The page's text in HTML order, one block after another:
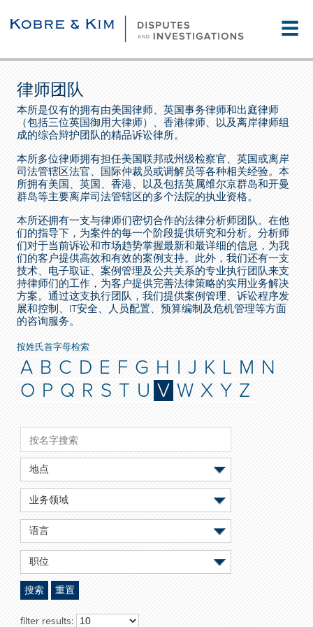
☰
律师团队
本所是仅有的拥有由美国律师、英国事务律师和出庭律师
（包括三位英国御用大律师）、香港律师、以及离岸律师组
成的综合辩护团队的精品诉讼律所。
本所多位律师拥有担任美国联邦或州级检察官、英国或离岸
司法管辖区法官、国际仲裁员或调解员等各种相关经验。本
所拥有美国、英国、香港、以及包括英属维尔京群岛和开曼
群岛等主要离岸司法管辖区的多个法院的执业资格。
本所还拥有一支与律师们密切合作的法律分析师团队。在他
们的指导下，为案件的每一个阶段提供研究和分析。分析师
们对于当前诉讼和市场趋势掌握最新和最详细的信息，为我
们的客户提供高效和有效的案例支持。此外，我们还有一支
技术、电子取证、案例管理及公共关系的专业执行团队来支
持律师们的工作，为客户提供完善法律策略的实用业务解决
方案。通过这支执行团队，我们提供案例管理、诉讼程序发
展和控制、IT安全、人员配置、预算编制及危机管理等方面
的咨询服务。
按姓氏首字母检索
A B C D E F G H I J K L M N
O P Q R S T U V W X Y Z
地点
业务领域
语言
职位
搜索 重置
filter results: